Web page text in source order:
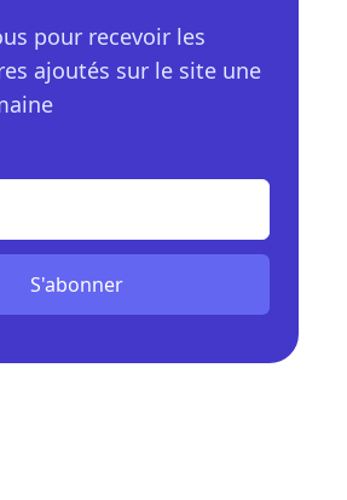
pour recevoir les
ajoutés sur le site une
S'abonner